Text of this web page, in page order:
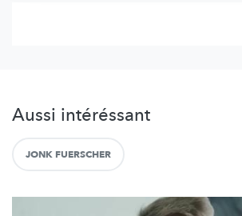
Aussi intéréssant
JONK FUERSCHER